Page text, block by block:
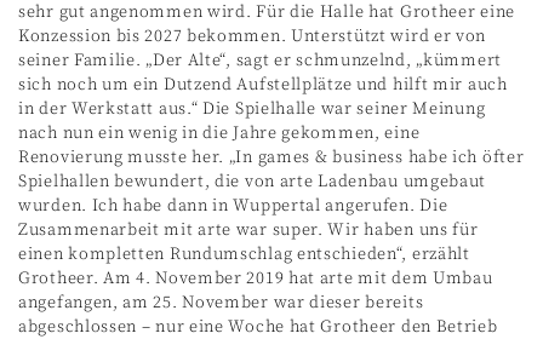
sehr gut angenommen wird. Für die Halle hat Grotheer eine
Konzession bis 2027 bekommen. Unterstützt wird er von
seiner Familie. „Der Alte“, sagt er schmunzelnd, „kümmert
sich noch um ein Dutzend Aufstellplätze und hilft mir auch
in der Werkstatt aus.“ Die Spielhalle war seiner Meinung
nach nun ein wenig in die Jahre gekommen, eine
Renovierung musste her. „In games & business habe ich öfter
Spielhallen bewundert, die von arte Ladenbau umgebaut
wurden. Ich habe dann in Wuppertal angerufen. Die
Zusammenarbeit mit arte war super. Wir haben uns für
einen kompletten Rundumschlag entschieden“, erzählt
Grotheer. Am 4. November 2019 hat arte mit dem Umbau
angefangen, am 25. November war dieser bereits
abgeschlossen – nur eine Woche hat Grotheer den Betrieb